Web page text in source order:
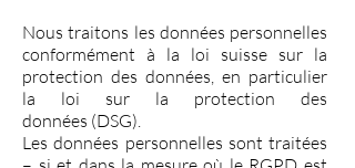
Nous traitons les données personnelles
conformément à la loi suisse sur la
protection des données, en particulier
la loi sur la protection des
données (DSG).
Les données personnelles sont traitées